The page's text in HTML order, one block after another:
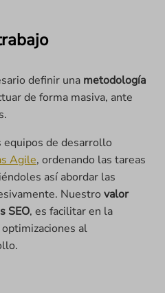
definir una metodología
de forma masiva, ante
equipos de desarrollo
Agile, ordenando las tareas
así abordar las
Nuestro valor
SEO, es facilitar en la
al